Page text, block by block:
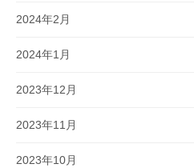
2024年2月
2024年1月
2023年12月
2023年11月
2023年10月